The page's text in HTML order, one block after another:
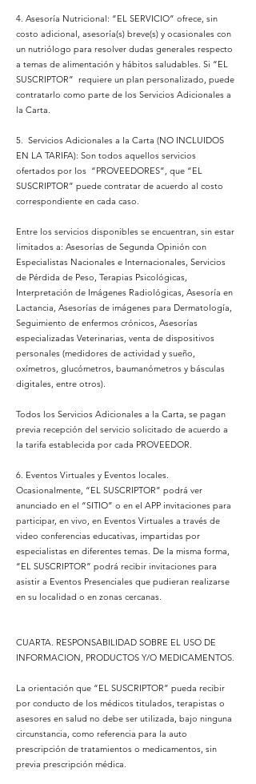
4. Asesoría Nutricional: “EL SERVICIO” ofrece, sin
costo adicional, asesoría(s) breve(s) y ocasionales con
un nutriólogo para resolver dudas generales respecto
a temas de alimentación y hábitos saludables. Si “EL
SUSCRIPTOR” requiere un plan personalizado, puede
contratarlo como parte de los Servicios Adicionales a
la Carta.
5. Servicios Adicionales a la Carta (NO INCLUIDOS
EN LA TARIFA): Son todos aquellos servicios
ofertados por los “PROVEEDORES”, que “EL
SUSCRIPTOR” puede contratar de acuerdo al costo
correspondiente en cada caso.
Entre los servicios disponibles se encuentran, sin estar
limitados a: Asesorías de Segunda Opinión con
Especialistas Nacionales e Internacionales, Servicios
de Pérdida de Peso, Terapias Psicológicas,
Interpretación de Imágenes Radiológicas, Asesoría en
Lactancia, Asesorías de imágenes para Dermatología,
Seguimiento de enfermos crónicos, Asesorías
especializadas Veterinarias, venta de dispositivos
personales (medidores de actividad y sueño,
oxímetros, glucómetros, baumanómetros y básculas
digitales, entre otros).
Todos los Servicios Adicionales a la Carta, se pagan
previa recepción del servicio solicitado de acuerdo a
la tarifa establecida por cada PROVEEDOR.
6. Eventos Virtuales y Eventos locales.
Ocasionalmente, “EL SUSCRIPTOR” podrá ver
anunciado en el “SITIO” o en el APP invitaciones para
participar, en vivo, en Eventos Virtuales a través de
video conferencias educativas, impartidas por
especialistas en diferentes temas. De la misma forma,
“EL SUSCRIPTOR” podrá recibir invitaciones para
asistir a Eventos Presenciales que pudieran realizarse
en su localidad o en zonas cercanas.
CUARTA. RESPONSABILIDAD SOBRE EL USO DE
INFORMACION, PRODUCTOS Y/O MEDICAMENTOS.
La orientación que “EL SUSCRIPTOR” pueda recibir
por conducto de los médicos titulados, terapistas o
asesores en salud no debe ser utilizada, bajo ninguna
circunstancia, como referencia para la auto
prescripción de tratamientos o medicamentos, sin
previa prescripción médica.